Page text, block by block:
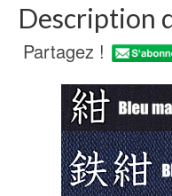
Description
Partagez !